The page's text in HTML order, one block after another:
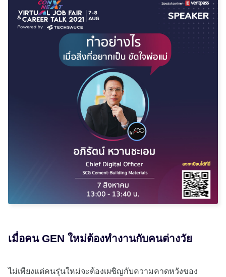
เมื่อคน GEN ใหม่ต้องทำงานกับคนต่างวัย
ไม่เพียงแต่คนรุ่นใหม่จะต้องเผชิญกับความคาดหวังของ